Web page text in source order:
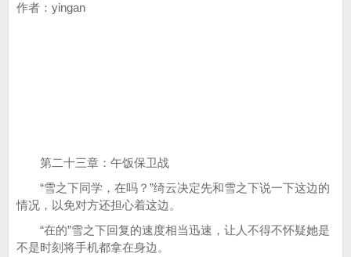
作者：yingan
第二十三章：午饭保卫战
“雪之下同学，在吗？”绮云决定先和雪之下说一下这边的
情况，以免对方还担心着这边。
“在的”雪之下回复的速度相当迅速，让人不得不怀疑她是
不是时刻将手机都拿在身边。